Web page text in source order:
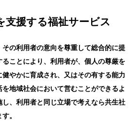
支援する福祉サービス
の利用者の意向を尊重して総合的に提
ことにより、利用者が、個人の尊厳を
やかに育成され、又はその有する能力
地域社会において営むことができるよ
、利用者と同じ立場で考えなら共生社
。